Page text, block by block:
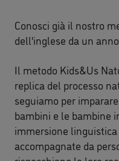
Conosci già il nostro
dell'inglese da un
Il metodo Kids&Us
replica del processo
seguiamo per
bambini e le bambine
immersione
accompagnate da